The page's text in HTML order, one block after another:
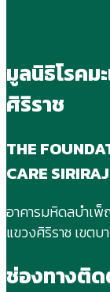
มูลนิธิโรคม
ศิริราช
THE
CARE
อาคารมหิดลบําเ
แขวงศิริราช เขต
ช่องทางติ